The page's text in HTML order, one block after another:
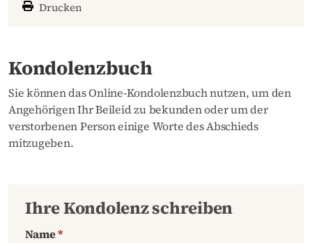
Drucken
Kondolenzbuch
Sie können das Online-Kondolenzbuch nutzen, um den
Angehörigen Ihr Beileid zu bekunden oder um der
verstorbenen Person einige Worte des Abschieds
mitzugeben.
Ihre Kondolenz schreiben
Name*